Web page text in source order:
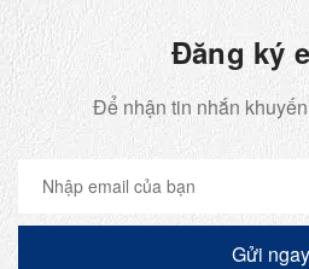
Đăng ký
Để nhận tin nhắn
Gửi ngay